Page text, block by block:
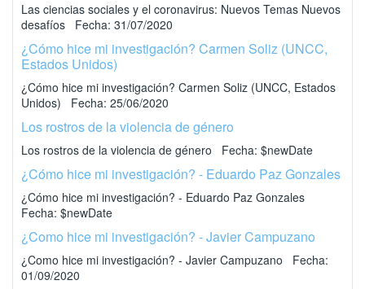
Las ciencias sociales y el coronavirus: Nuevos Temas Nuevos
desafíos Fecha: 31/07/2020
¿Cómo hice mi investigación? Carmen Soliz (UNCC,
Estados Unidos)
¿Cómo hice mi investigación? Carmen Soliz (UNCC, Estados
Unidos) Fecha: 25/06/2020
Los rostros de la violencia de género
Los rostros de la violencia de género Fecha: $newDate
¿Cómo hice mi investigación? - Eduardo Paz Gonzales
¿Cómo hice mi investigación? - Eduardo Paz Gonzales
Fecha: $newDate
¿Como hice mi investigación? - Javier Campuzano
¿Como hice mi investigación? - Javier Campuzano Fecha:
01/09/2020